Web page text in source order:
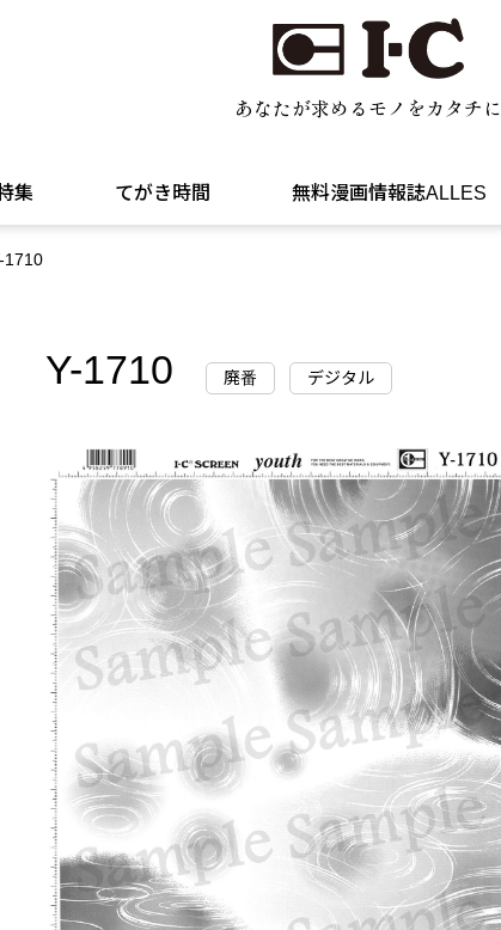
あなたが求めるモノをカタチに
集 てがき時間 無料漫画情報誌ALLES
1710
Y-1710 廃番 デジタル